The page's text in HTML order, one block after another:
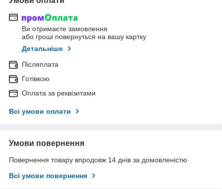
Ви отримаєте замовлення
або гроші повернуться на вашу картку
Детальніше
Післяплата
Готівкою
Оплата за реквізитами
Всі умови оплати
Умови повернення
Повернення товару впродовж 14 днів за домовленістю
Всі умови повернення